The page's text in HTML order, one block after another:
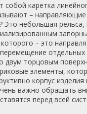
собой каретка
– направляющие
Это небольшая рельса,
– это
отдельных
двум торцовым
элементы,
корпус
важно обращать
перед всей